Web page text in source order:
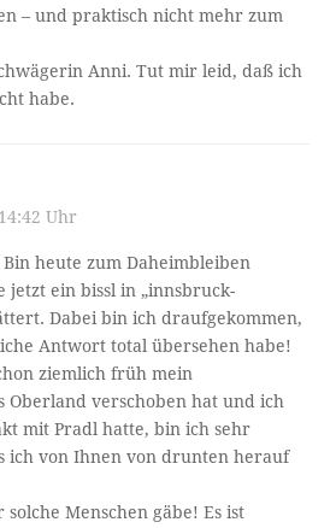
– und praktisch nicht mehr zum
Anni. Tut mir leid, daß ich
habe.
Uhr
heute zum Daheimbleiben
jetzt ein bissl in „innsbruck-
Dabei bin ich draufgekommen,
Antwort total übersehen habe!
ziemlich früh mein
Oberland verschoben hat und ich
mit Pradl hatte, bin ich sehr
ich von Ihnen von drunten herauf
Menschen gäbe! Es ist